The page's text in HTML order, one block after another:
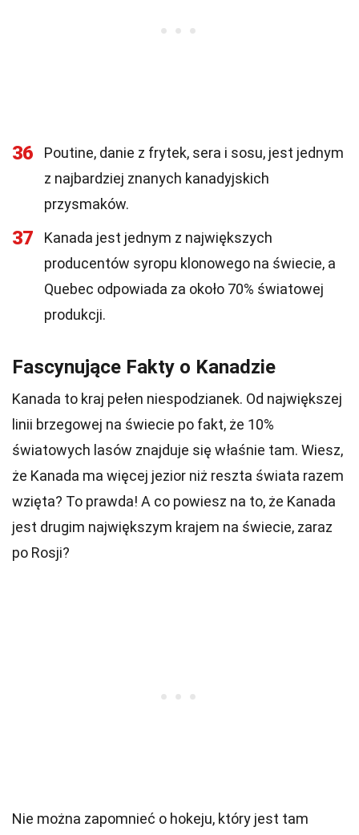
36
Poutine, danie z frytek, sera i sosu, jest jednym
z najbardziej znanych kanadyjskich
przysmaków.
37
Kanada jest jednym z największych
producentów syropu klonowego na świecie, a
Quebec odpowiada za około 70% światowej
produkcji.
Fascynujące Fakty o Kanadzie
Kanada to kraj pełen niespodzianek. Od największej
linii brzegowej na świecie po fakt, że 10%
światowych lasów znajduje się właśnie tam. Wiesz,
że Kanada ma więcej jezior niż reszta świata razem
wzięta? To prawda! A co powiesz na to, że Kanada
jest drugim największym krajem na świecie, zaraz
po Rosji?
Nie można zapomnieć o hokeju, który jest tam